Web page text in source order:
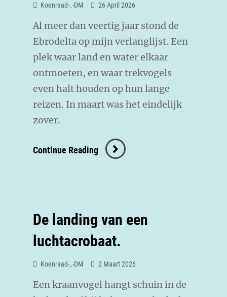
Koenraad-_-DM 26 April 2026
Al meer dan veertig jaar stond de
Ebrodelta op mijn verlanglijst. Een
plek waar land en water elkaar
ontmoeten, en waar trekvogels
even halt houden op hun lange
reizen. In maart was het eindelijk
zover.
Continue Reading
De landing van een
luchtacrobaat.
Koenraad-_-DM 2 Maart 2026
Een kraanvogel hangt schuin in de